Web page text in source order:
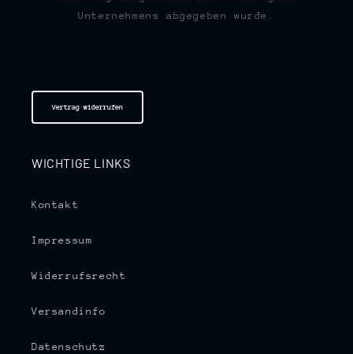
Unternehmens abgegeben wurde.
Vertrag widerrufen
WICHTIGE LINKS
Kontakt
Impressum
Widerrufsrecht
Versandinfo
Datenschutz